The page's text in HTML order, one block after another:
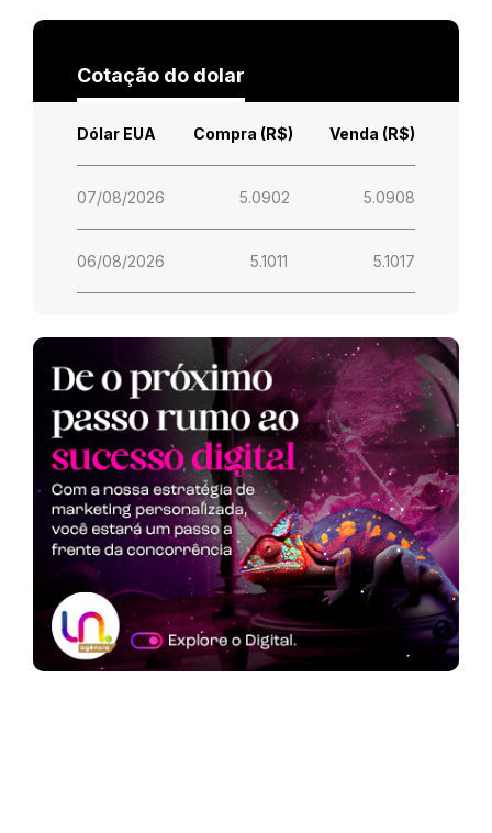
Cotação do dolar
Dólar EUA Compra (R$) Venda (R$)
07/08/2026 5.0902 5.0908
06/08/2026 5.1011 5.1017